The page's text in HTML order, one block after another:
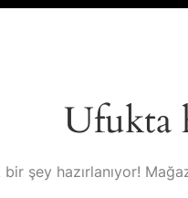
Ufukta
bir şey hazırlanıyor!